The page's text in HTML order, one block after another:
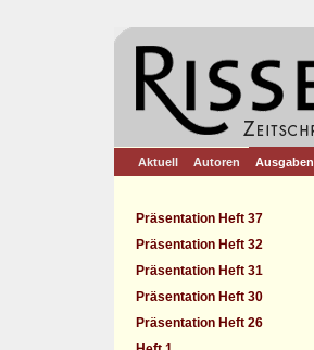
Aktuell Autoren Ausgaben
Präsentation Heft 37
Präsentation Heft 32
Präsentation Heft 31
Präsentation Heft 30
Präsentation Heft 26